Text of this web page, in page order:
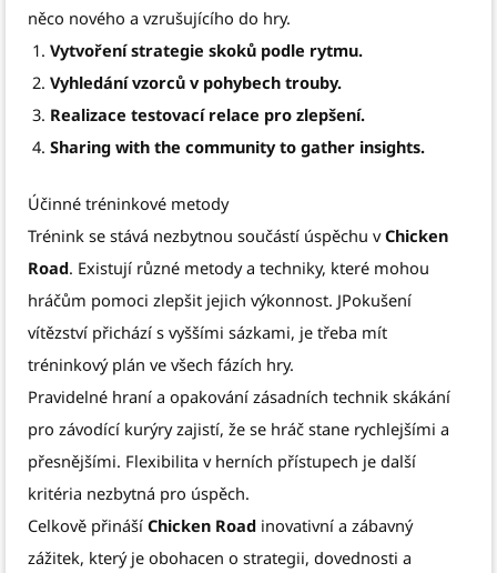
něco nového a vzrušujícího do hry.
Vytvoření strategie skoků podle rytmu.
Vyhledání vzorců v pohybech trouby.
Realizace testovací relace pro zlepšení.
Sharing with the community to gather insights.
Účinné tréninkové metody
Trénink se stává nezbytnou součástí úspěchu vChicken
Road. Existují různé metody a techniky, které mohou
hráčům pomoci zlepšit jejich výkonnost. JPokušení
vítězství přichází s vyššími sázkami, je třeba mít
tréninkový plán ve všech fázích hry.
Pravidelné hraní a opakování zásadních technik skákání
pro závodící kurýry zajistí, že se hráč stane rychlejšími a
přesnějšími. Flexibilita v herních přístupech je další
kritéria nezbytná pro úspěch.
Celkově přináší Chicken Road inovativní a zábavný
zážitek, který je obohacen o strategii, dovednosti a